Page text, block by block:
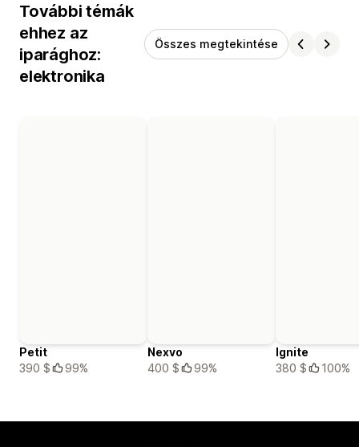
További témák
ehhez az
iparághoz:
elektronika
Összes megtekintése
Petit
390 $
99%
Nexvo
400 $
99%
Ignite
380 $
100%